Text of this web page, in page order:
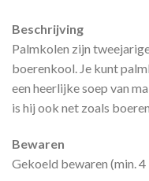
Beschrijving
Palmkolen zijn
boerenkool. Je kunt
een heerlijke soep van
is hij ook net zoals
Bewaren
Gekoeld bewaren (min. 4